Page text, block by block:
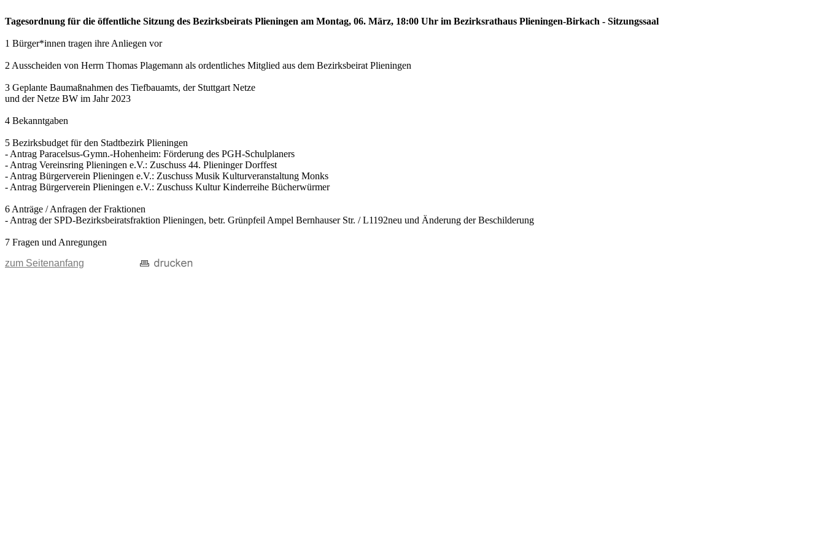
Tagesordnung für die öffentliche Sitzung des Bezirksbeirats Plieningen am Montag, 06. März, 18:00 Uhr im Bezirksrathaus Plieningen-Birkach - Sitzungssaal
1 Bürger*innen tragen ihre Anliegen vor
2 Ausscheiden von Herrn Thomas Plagemann als ordentliches Mitglied aus dem Bezirksbeirat Plieningen
3 Geplante Baumaßnahmen des Tiefbauamts, der Stuttgart Netze
und der Netze BW im Jahr 2023
4 Bekanntgaben
5 Bezirksbudget für den Stadtbezirk Plieningen
- Antrag Paracelsus-Gymn.-Hohenheim: Förderung des PGH-Schulplaners
- Antrag Vereinsring Plieningen e.V.: Zuschuss 44. Plieninger Dorffest
- Antrag Bürgerverein Plieningen e.V.: Zuschuss Musik Kulturveranstaltung Monks
- Antrag Bürgerverein Plieningen e.V.: Zuschuss Kultur Kinderreihe Bücherwürmer
6 Anträge / Anfragen der Fraktionen
- Antrag der SPD-Bezirksbeiratsfraktion Plieningen, betr. Grünpfeil Ampel Bernhauser Str. / L1192neu und Änderung der Beschilderung
7 Fragen und Anregungen
zum Seitenanfang